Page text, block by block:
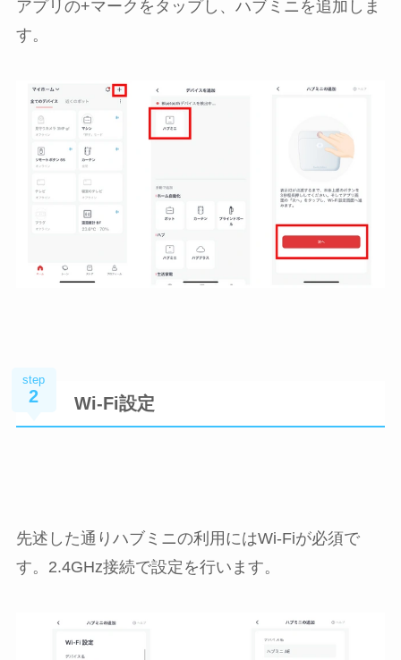
アプリの+マークをタップし、ハブミニを追加しま
す。
step
2 Wi-Fi設定
先述した通りハブミニの利用にはWi-Fiが必須で
す。2.4GHz接続で設定を行います。